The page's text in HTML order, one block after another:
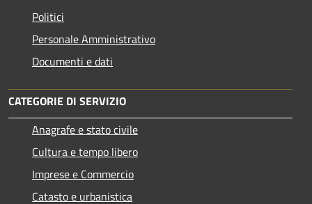
Politici
Personale Amministrativo
Documenti e dati
CATEGORIE DI SERVIZIO
Anagrafe e stato civile
Cultura e tempo libero
Imprese e Commercio
Catasto e urbanistica